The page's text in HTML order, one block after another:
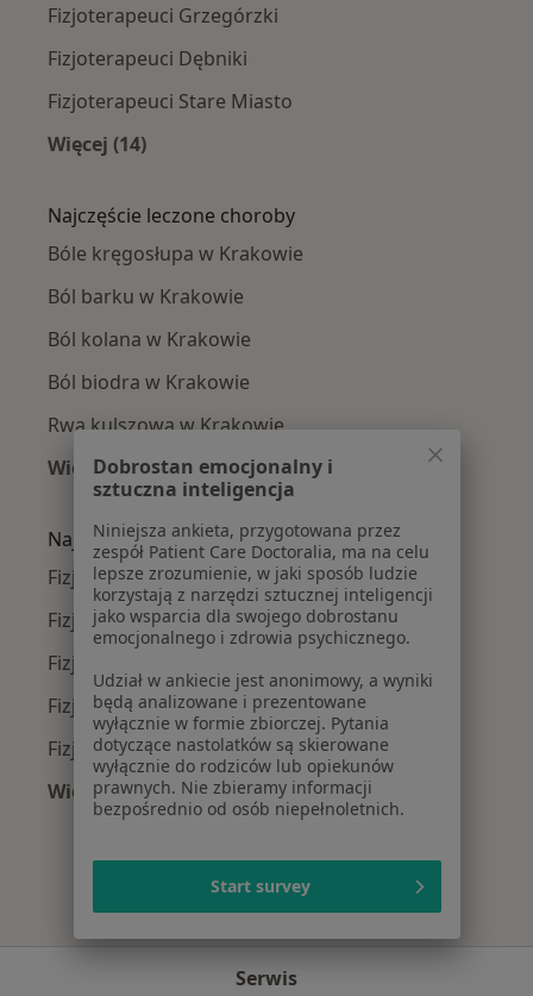
Fizjoterapeuci Grzegórzki
Fizjoterapeuci Dębniki
Fizjoterapeuci Stare Miasto
Więcej (14)
Najczęście leczone choroby
Bóle kręgosłupa w Krakowie
Ból barku w Krakowie
Ból kolana w Krakowie
Ból biodra w Krakowie
Rwa kulszowa w Krakowie
Więcej (15)
Więcej w kategorii: Najczęście leczone
Najpopularniejsze ubezpieczenia
Fizjoterapeuci z Allianz w Krakowie
Fizjoterapeuci z Signal Iduna w Krakowie
Fizjoterapeuci z JP MEDICA w Krakowie
Fizjoterapeuci z TU Zdrowie w Krakowie
Fizjoterapeuci z Świat Zdrowia w Krakowie
Więcej (11)
Więcej w kategorii: Najpopularniejsze
Serwis
Dobrostan emocjonalny i
sztuczna inteligencja
Niniejsza ankieta, przygotowana przez
zespół Patient Care Doctoralia, ma na celu
lepsze zrozumienie, w jaki sposób ludzie
korzystają z narzędzi sztucznej inteligencji
jako wsparcia dla swojego dobrostanu
emocjonalnego i zdrowia psychicznego.
Udział w ankiecie jest anonimowy, a wyniki
będą analizowane i prezentowane
wyłącznie w formie zbiorczej. Pytania
dotyczące nastolatków są skierowane
wyłącznie do rodziców lub opiekunów
prawnych. Nie zbieramy informacji
bezpośrednio od osób niepełnoletnich.
Start survey